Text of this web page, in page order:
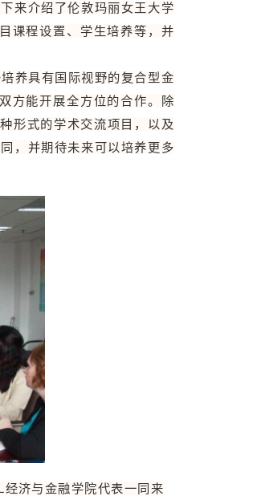
来介绍了伦敦玛丽女王大学
课程设置、学生培养等，并
养具有国际视野的复合型金
方能开展全方位的合作。除
形式的学术交流项目，以及
，并期待未来可以培养更多
济与金融学院代表一同来